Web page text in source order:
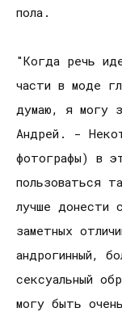
пола.
"Когда речь
части в моде
думаю, я могу
Андрей. -
фотографы) в
пользоваться
лучше донести
заметных
андрогинный,
сексуальный
могу быть